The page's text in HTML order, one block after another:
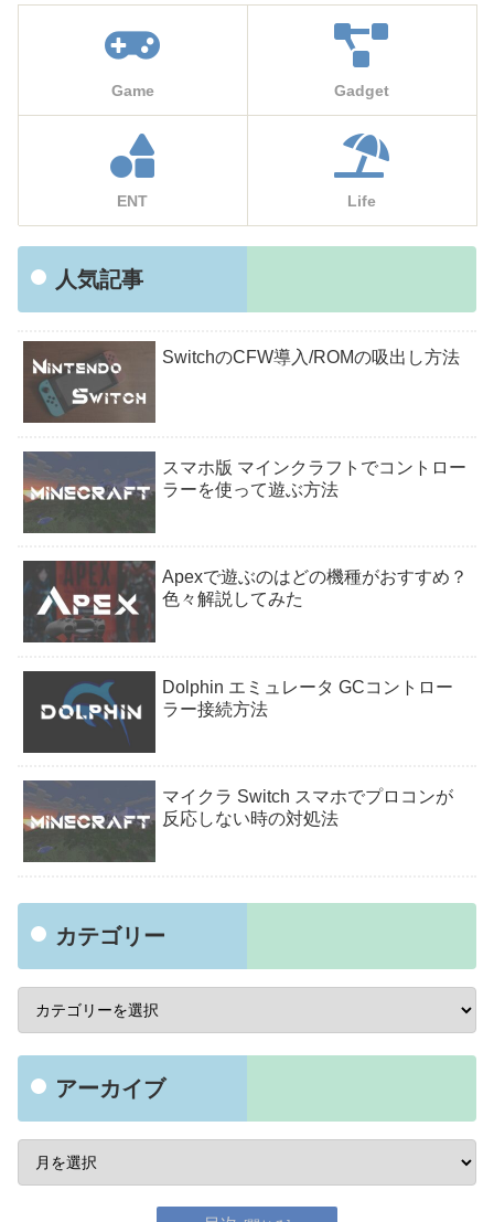
Game Gadget
ENT Life
人気記事
SwitchのCFW導入/ROMの吸出し方法
スマホ版 マインクラフトでコントロー
ラーを使って遊ぶ方法
Apexで遊ぶのはどの機種がおすすめ？
色々解説してみた
Dolphin エミュレータ GCコントロー
ラー接続方法
マイクラ Switch スマホでプロコンが
反応しない時の対処法
カテゴリー
アーカイブ